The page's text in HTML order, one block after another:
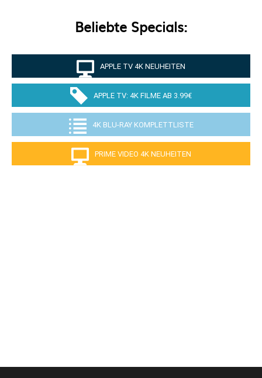
Beliebte Specials:
APPLE TV 4K NEUHEITEN
APPLE TV: 4K FILME AB 3.99€
4K BLU-RAY KOMPLETTLISTE
PRIME VIDEO 4K NEUHEITEN